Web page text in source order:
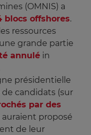
(OMNIS) a
blocs offshores.
ressources
grande partie
annulé in
présidentielle
de candidats (sur
par des
auraient proposé
de leur